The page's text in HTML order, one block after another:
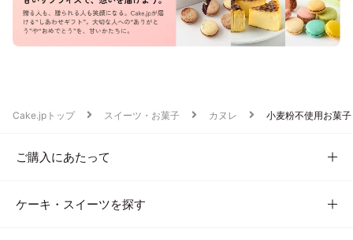
Cake.jpトップ スイーツ・お菓子 カヌレ 小麦粉不使用お菓子
ご購入にあたって
ケーキ・スイーツを探す